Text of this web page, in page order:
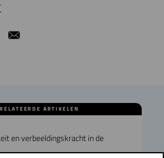
ARTIKELEN
en verbeeldingskracht in de